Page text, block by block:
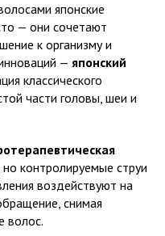
японские
— они сочетают
к организму и
— японский
классического
части головы, шеи и
контролируемые струи
воздействуют на
снимая
волос.